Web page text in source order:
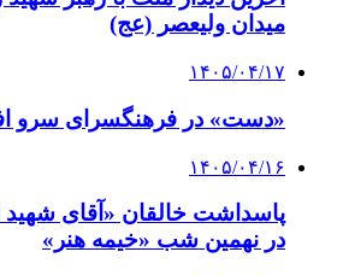
میدان ولیعصر (عج)
۱۴۰۵/۰۴/۱۷
«دست» در فرهنگسرای سرو
۱۴۰۵/۰۴/۱۶
پاسداشت خالقان «آقای شهید
در نهمین شب «خیمه هنر»